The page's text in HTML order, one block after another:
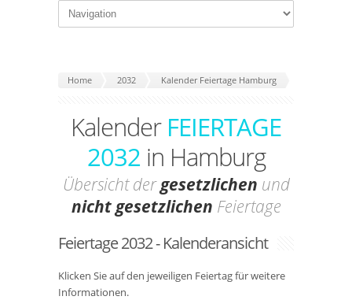
Home 2032 Kalender Feiertage Hamburg
Kalender FEIERTAGE
2032 in Hamburg
Übersicht dergesetzlichen und
nicht gesetzlichen Feiertage
Feiertage 2032 - Kalenderansicht
Klicken Sie auf den jeweiligen Feiertag für weitere
Informationen.